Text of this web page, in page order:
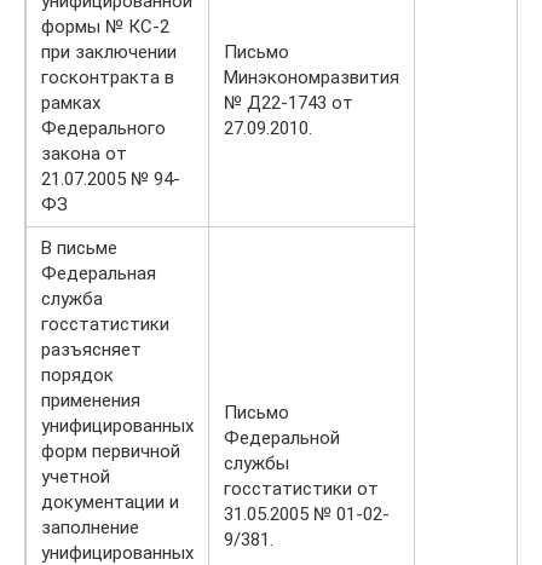
формы № КС-2
при заключении
госконтракта в
рамках
Федерального
закона от
21.07.2005 № 94-
ФЗ
Письмо
Минэкономразвития
№ Д22-1743 от
27.09.2010.
В письме
Федеральная
служба
госстатистики
разъясняет
порядок
применения
унифицированных
форм первичной
учетной
документации и
заполнение
унифицированных
Письмо
Федеральной
службы
госстатистики от
31.05.2005 № 01-02-
9/381.